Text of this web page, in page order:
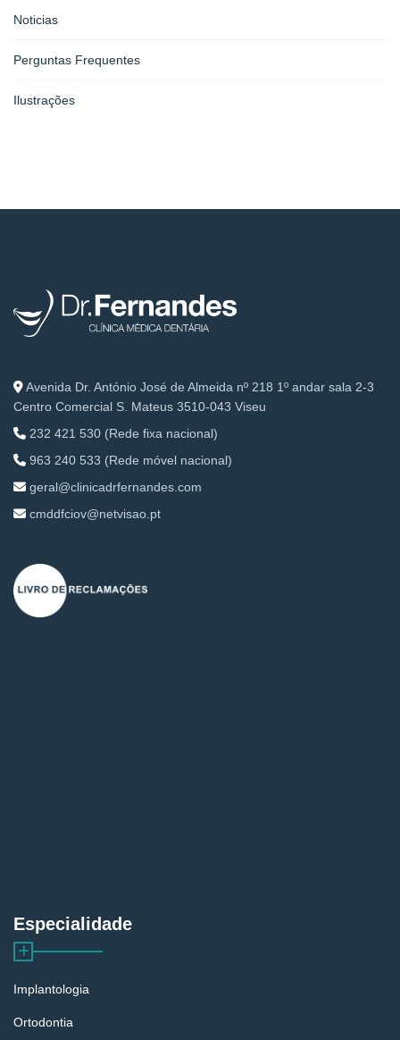
Noticias
Perguntas Frequentes
Ilustrações
Avenida Dr. António José de Almeida nº 218 1º andar sala 2-3
Centro Comercial S. Mateus 3510-043 Viseu
232 421 530 (Rede fixa nacional)
963 240 533 (Rede móvel nacional)
geral@clinicadrfernandes.com
cmddfciov@netvisao.pt
Especialidade
Implantologia
Ortodontia